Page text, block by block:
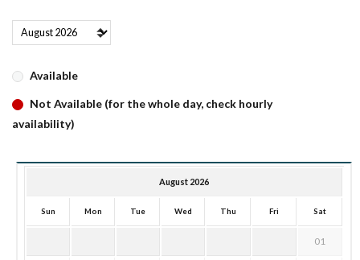
Available
Not Available (for the whole day, check hourly
availability)
August 2026
Sun Mon Tue Wed Thu Fri Sat
01